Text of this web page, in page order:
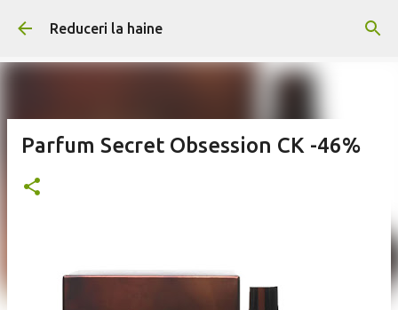
Treceți la conținutul principal
Reduceri la haine
Parfum Secret Obsession CK -46%